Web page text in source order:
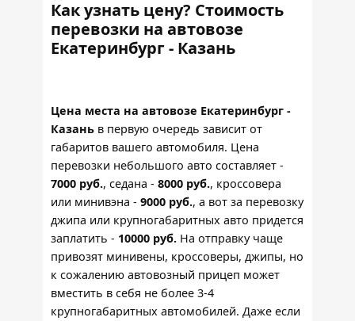
Как узнать цену? Стоимость
перевозки на автовозе
Екатеринбург - Казань
Цена места на автовозе Екатеринбург -
Казань в первую очередь зависит от
габаритов вашего автомобиля. Цена
перевозки небольшого авто составляет -
7000 руб., седана - 8000 руб., кроссовера
или минивэна - 9000 руб., а вот за перевозку
джипа или крупногабаритных авто придется
заплатить - 10000 руб. На отправку чаще
привозят минивены, кроссоверы, джипы, но
к сожалению автовозный прицеп может
вместить в себя не более 3-4
крупногабаритных автомобилей. Даже если